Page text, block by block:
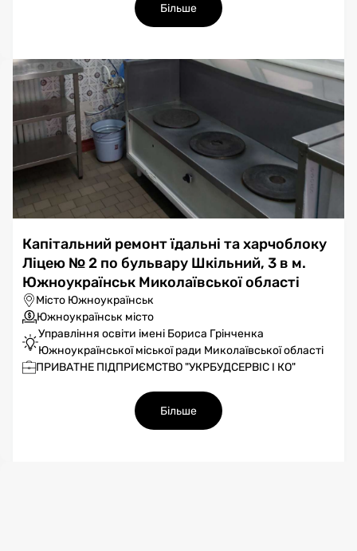
Більше
Капітальний ремонт їдальні та харчоблоку
Ліцею № 2 по бульвару Шкільний, 3 в м.
Южноукраїнськ Миколаївської області
Місто Южноукраїнськ
Южноукраїнськ місто
Управління освіти імені Бориса Грінченка
Южноукраїнської міської ради Миколаївської області
ПРИВАТНЕ ПІДПРИЄМСТВО "УКРБУДСЕРВІС І КО"
Більше